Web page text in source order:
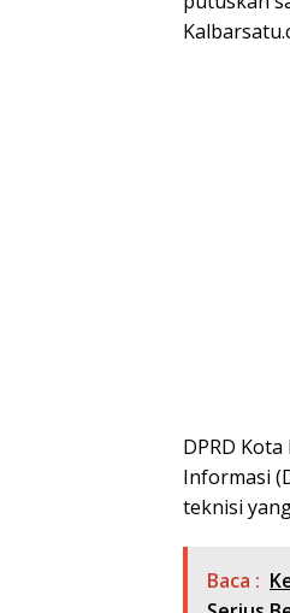
DPRD
Informasi
teknisi
Baca :